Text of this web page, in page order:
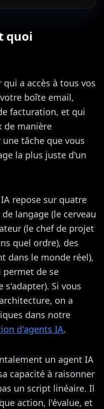
quoi
a accès à tous vos
boîte email,
facturation, et qui
de manière
tâche que vous
la plus juste d'un
repose sur quatre
langage (le cerveau
(le chef de projet
quel ordre), des
dans le monde réel),
permet de se
Si vous
on a
dans notre
d'agents IA.
un agent IA
capacité à raisonner
un script linéaire. Il
action, l'évalue, et